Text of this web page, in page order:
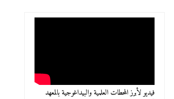
فيديو لأبرز المحطات العلمية والبيداغوجية بالمعهد